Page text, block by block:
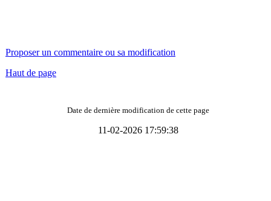
Proposer un commentaire ou sa modification
Haut de page
Date de dernière modification de cette page
11-02-2026 17:59:38